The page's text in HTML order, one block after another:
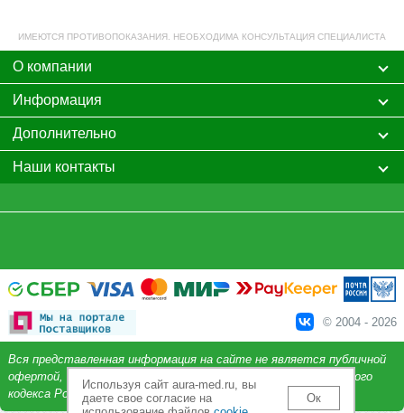
ИМЕЮТСЯ ПРОТИВОПОКАЗАНИЯ. НЕОБХОДИМА КОНСУЛЬТАЦИЯ СПЕЦИАЛИСТА
О компании
Информация
Дополнительно
Наши контакты
© 2004 - 2026
Вся представленная информация на сайте не является публичной
офертой, определяемой положениями Статьи 437 Гражданского
кодекса Российской Федерации.
Используя сайт aura-med.ru, вы
даете свое согласие на
Ок